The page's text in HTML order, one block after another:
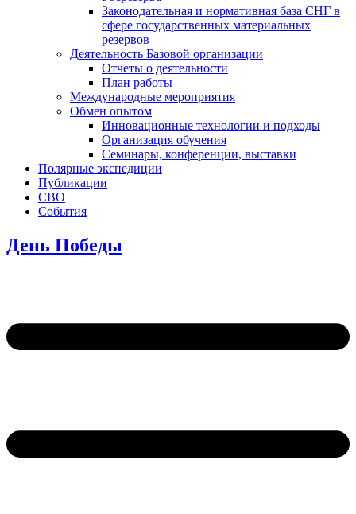
Законодательная и нормативная база СНГ в
сфере государственных материальных
резервов
Деятельность Базовой организации
Отчеты о деятельности
План работы
Международные мероприятия
Обмен опытом
Инновационные технологии и подходы
Организация обучения
Семинары, конференции, выставки
Полярные экспедиции
Публикации
СВО
События
День Победы